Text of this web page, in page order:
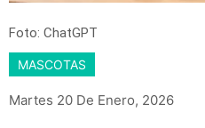
Foto: ChatGPT
MASCOTAS
Martes 20 De Enero, 2026